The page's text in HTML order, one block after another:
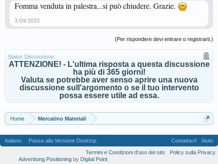
Fomma venduta in palestra...si può chiudere. Grazie.
3 Ott 2010
(Per rispondere devi entrare o registrarti.)
Status Discussione:
ATTENZIONE! - L'ultima risposta a questa discussione
ha più di 365 giorni!
Valuta se potrebbe aver senso aprire una nuova
discussione sull'argomento o se il tuo intervento
possa essere utile ad essa.
Home Mercatino Materiali
Italiano Passa alla Versione Desktop Contattaci!
Aiuto
Termini e Condizioni d'uso del sito
Policy sulla Privacy
Advertising Positioningby Digital Point